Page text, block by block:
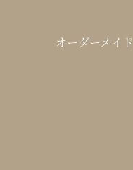
オーダーメイド